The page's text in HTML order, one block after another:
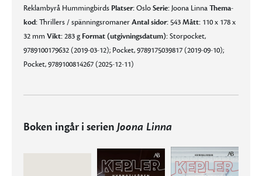
Reklambyrå Hummingbirds Platser:OsloSerie:Joona LinnaThema-
kod:Thrillers / spänningsromanerAntal sidor:543Mått: 110 x 178 x
32 mmVikt:283 g Format (utgivningsdatum):Storpocket,
9789100179632 (2019-03-12); Pocket, 9789175039817 (2019-09-10);
Pocket, 9789100814267 (2025-12-11)
Boken ingår i serien Joona Linna